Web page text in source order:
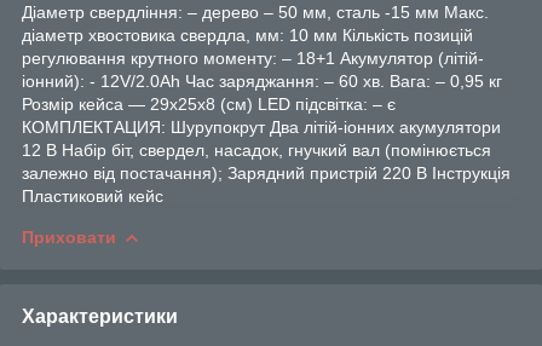
Діаметр свердління: – дерево – 50 мм, сталь -15 мм Макс.
діаметр хвостовика свердла, мм: 10 мм Кількість позицій
регулювання крутного моменту: – 18+1 Акумулятор (літій-
іонний): - 12V/2.0Ah Час заряджання: – 60 хв. Вага: – 0,95 кг
Розмір кейса — 29х25х8 (см) LED підсвітка: – є
КОМПЛЕКТАЦИЯ: Шурупокрут Два літій-іонних акумулятори
12 В Набір біт, свердел, насадок, гнучкий вал (помінюється
залежно від постачання); Зарядний пристрій 220 В Інструкція
Пластиковий кейс
Приховати
Характеристики